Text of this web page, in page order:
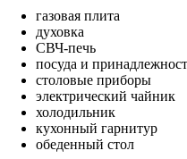
газовая плита
духовка
СВЧ-печь
посуда и
столовые приборы
электрический чайник
холодильник
кухонный гарнитур
обеденный стол